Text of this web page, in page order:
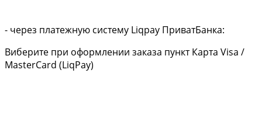
- через платежную систему Liqpay ПриватБанка:
Виберите при оформлении заказа пункт Карта Visa /
MasterCard (LiqPay)